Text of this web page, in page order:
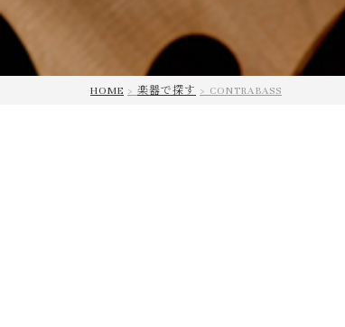
HOME 楽器で探す CONTRABASS